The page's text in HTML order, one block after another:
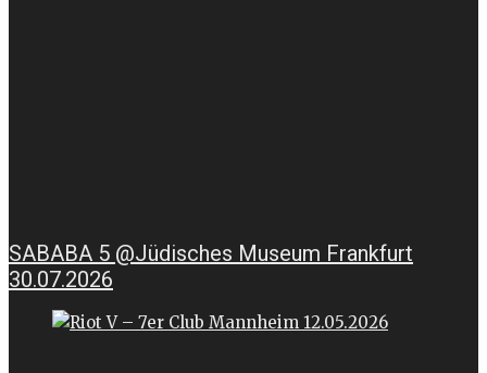
SABABA 5 @Jüdisches Museum Frankfurt
30.07.2026